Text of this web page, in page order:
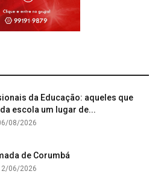
da Educação: aqueles que
escola um lugar de...
08/2026
de Corumbá
06/2026